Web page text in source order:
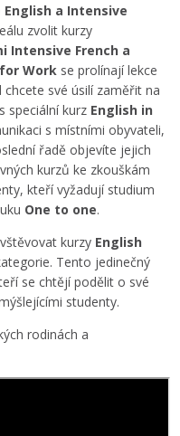
a Intensive
zvolit kurzy
Intensive French a
Work se prolínají lekce
své úsilí zaměřit na
speciální kurz English in
s místními obyvateli,
řadě objevíte jejich
kurzů ke zkouškám
kteří vyžadují studium
One to one.
kurzy English
Tento jedinečný
se chtějí podělit o své
studenty.
rodinách a